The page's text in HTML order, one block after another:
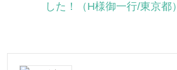
した！（H様御一行/東京都）